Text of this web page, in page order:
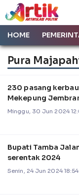
HOME
Pura
230 pasang
Mekepung
Minggu, 30 Jun 2024
Bupati Tamba
serentak 2024
Senin, 24 Jun 2024